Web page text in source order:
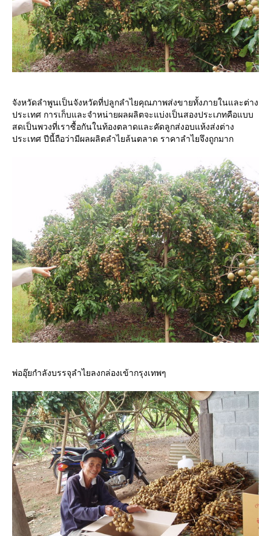
จังหวัดลำพูนเป็นจังหวัดที่ปลูกลำไยคุณภาพส่งขายทั้งภายในและต่าง
ประเทศ การเก็บและจำหน่ายผลผลิตจะแบ่งเป็นสองประเภทคือแบบ
สดเป็นพวงที่เราซื้อกันในท้องตลาดและคัดลูกส่งอบแห้งส่งต่าง
ประเทศ ปีนี้ถือว่ามีผลผลิตลำไยล้นตลาด ราคาลำไยจึงถูกมาก
พ่ออุ๊ยกำลังบรรจุลำไยลงกล่องเข้ากรุงเทพๆ